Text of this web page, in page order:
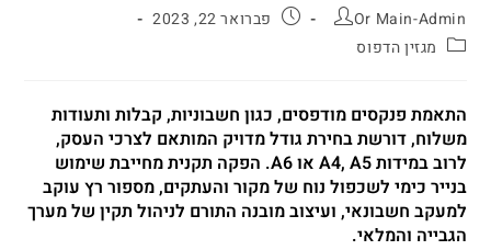
Or Main-Admin
פברואר 22, 2023
מגזין הדפוס
התאמת פנקסים מודפסים, כגון חשבוניות, קבלות ותעודות
משלוח, דורשת בחירת גודל מדויק המותאם לצרכי העסק,
לרוב במידות A4, A5 או A6. הפקה תקנית מחייבת שימוש
בנייר כימי לשכפול נוח של מקור והעתקים, מספור רץ עוקב
למעקב חשבונאי, ועיצוב מובנה התורם לניהול תקין של מערך
הגבייה והמלאי.